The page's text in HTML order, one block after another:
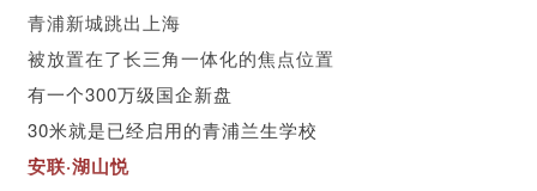
青浦新城跳出上海
被放置在了长三角一体化的焦点位置
有一个300万级国企新盘
30米就是已经启用的青浦兰生学校
安联·湖山悦